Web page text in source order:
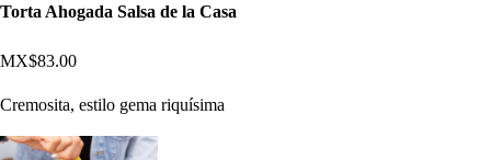
Torta Ahogada Salsa de la Casa
MX$83.00
Cremosita, estilo gema riquísima